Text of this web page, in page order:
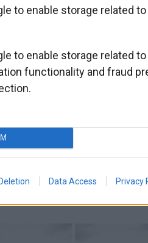
to enable storage related to
to enable storage related
functionality and fraud
Data Access Privacy